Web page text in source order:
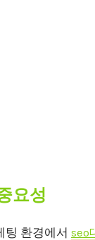
요성
팅 환경에서 seo